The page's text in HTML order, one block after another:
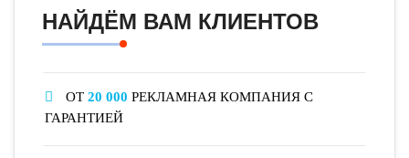
НАЙДЁМ ВАМ КЛИЕНТОВ
ОТ 20 000 РЕКЛАМНАЯ КОМПАНИЯ С
ГАРАНТИЕЙ